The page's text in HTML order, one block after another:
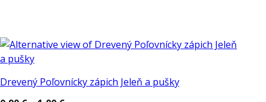
Drevený Poľovnícky zápich Jeleň a pušky